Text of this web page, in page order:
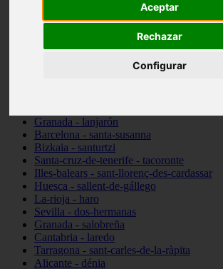
Aceptar
Rechazar
Configurar
Madrid - nuevo-baztán
Granada - lanjarón
Barcelona - santa-susanna
Bizkaia - santurtzi
Santa-cruz-de-tenerife - tacoronte
Illes-balears - sant-llorenç-des-cardassar
Huesca - sallent-de-gállego
La-rioja - haro
Sevilla - dos-hermanas
Granada - salobreña
Cantabria - laredo
Tarragona - sant-carles-de-la-ràpita
Alicante - dénia